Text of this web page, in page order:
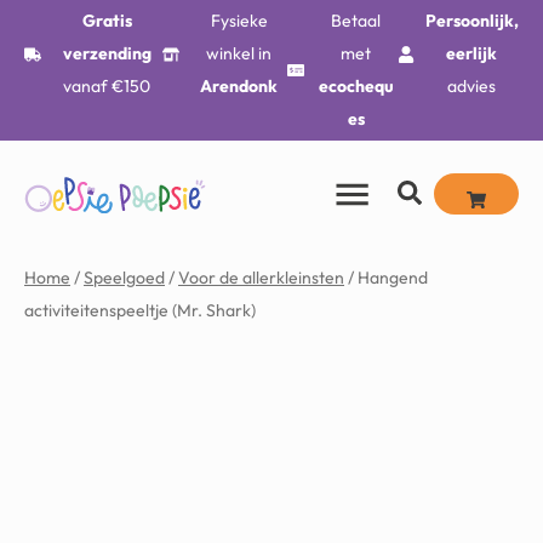
Gratis
verzending
vanaf €150
Fysieke
winkel in
Arendonk
Betaal
met
ecochequ
es
Persoonlijk,
eerlijk
advies
Home /Speelgoed/Voor de allerkleinsten / Hangend
activiteitenspeeltje (Mr. Shark)